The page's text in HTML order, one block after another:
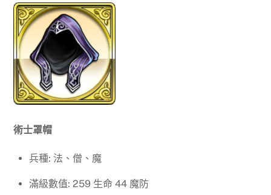
術士罩帽
兵種: 法、僧、魔
滿級數值: 259 生命 44 魔防